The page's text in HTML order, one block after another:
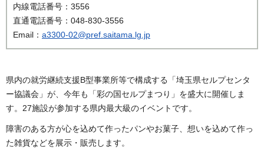
内線電話番号：3556
直通電話番号：048-830-3556
Email： a3300-02@pref.saitama.lg.jp
県内の就労継続支援B型事業所等で構成する「埼玉県セルプセンタ
ー協議会」が、今年も「彩の国セルプまつり」を盛大に開催しま
す。27施設が参加する県内最大級のイベントです。
障害のある方が心を込めて作ったパンやお菓子、想いを込めて作っ
た雑貨などを展示・販売します。